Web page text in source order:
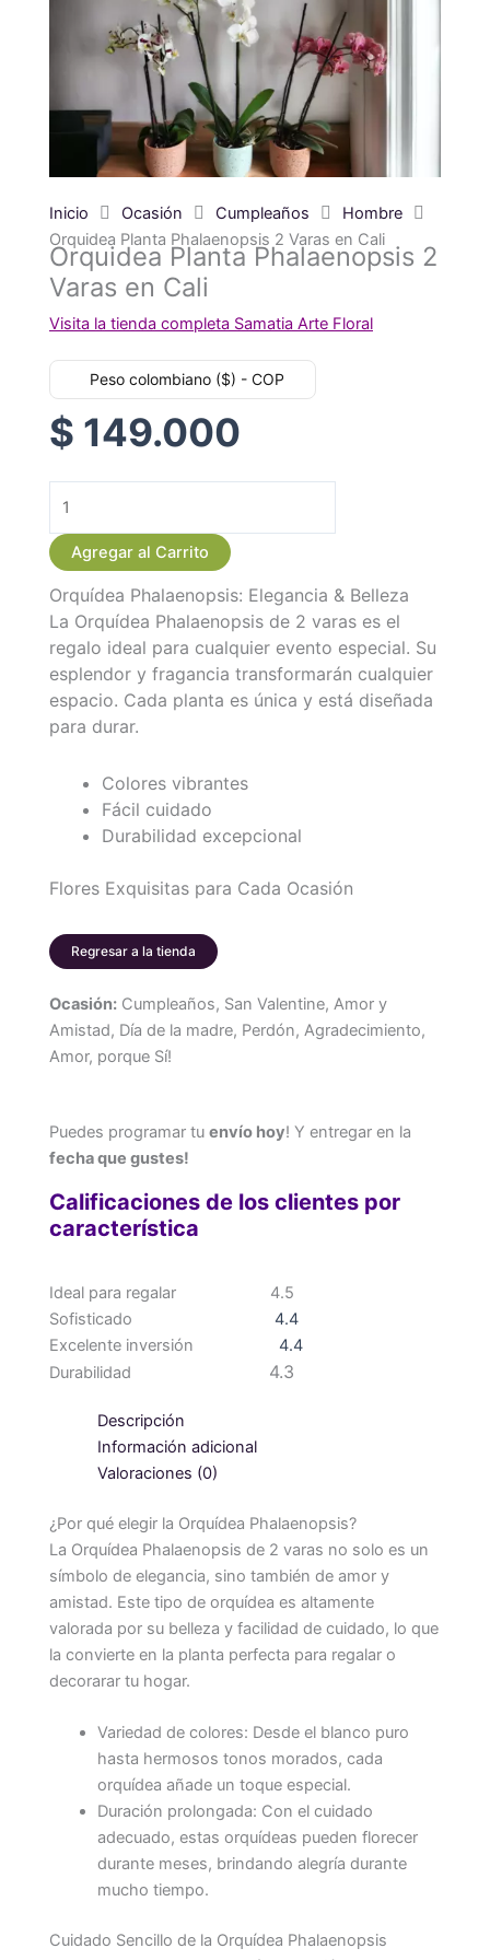
Inicio Ocasión Cumpleaños
Hombre
Orquidea Planta Phalaenopsis 2 Varas en Cali
Orquidea Planta Phalaenopsis 2
Varas en Cali
Visita la tienda completa Samatia Arte Floral
Peso colombiano ($) - COP
$ 149.000
Orquidea
Planta
Phalaenopsis
2
Varas
en
Cali
cantidad
Agregar al Carrito
Orquídea Phalaenopsis: Elegancia & Belleza
La Orquídea Phalaenopsis de 2 varas es el
regalo ideal para cualquier evento especial. Su
esplendor y fragancia transformarán cualquier
espacio. Cada planta es única y está diseñada
para durar.
Colores vibrantes
Fácil cuidado
Durabilidad excepcional
Flores Exquisitas para Cada Ocasión
Regresar a la tienda
Ocasión: Cumpleaños, San Valentine, Amor y
Amistad, Día de la madre, Perdón, Agradecimiento,
Amor, porque Sí!
Puedes programar tu envío hoy! Y entregar en la
fecha que gustes!
Calificaciones de los clientes por
característica
Ideal para regalar
4.5
Sofisticado
4.4
Excelente inversión
4.4
Durabilidad
4.3
Descripción
Información adicional
Valoraciones (0)
¿Por qué elegir la Orquídea Phalaenopsis?
La Orquídea Phalaenopsis de 2 varas no solo es un
símbolo de elegancia, sino también de amor y
amistad. Este tipo de orquídea es altamente
valorada por su belleza y facilidad de cuidado, lo que
la convierte en la planta perfecta para regalar o
decorarar tu hogar.
Variedad de colores: Desde el blanco puro
hasta hermosos tonos morados, cada
orquídea añade un toque especial.
Duración prolongada: Con el cuidado
adecuado, estas orquídeas pueden florecer
durante meses, brindando alegría durante
mucho tiempo.
Cuidado Sencillo de la Orquídea Phalaenopsis